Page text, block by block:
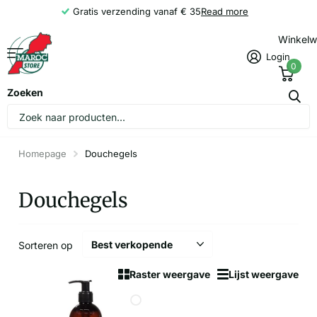
Gratis verzending vanaf € 35Read more
Zoeken
Login
0
Homepage Douchegels
Douchegels
Raster weergave Lijst weergave
Sorteren op